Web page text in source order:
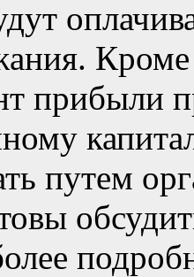
Кроме
прибыли
путем